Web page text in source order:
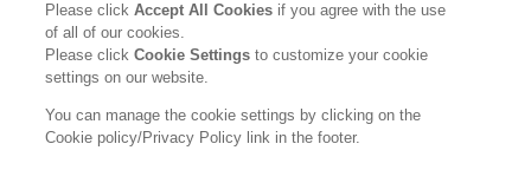
サステナビリティ イノベーション
ブランド
ニュースルーム 採用情報
Please clickAccept All Cookies if you agree with the use
of all of our cookies.
Please clickCookie Settingsto customize your cookie
settings on our website.
You can manage the cookie settings by clicking on the
Cookie policy/Privacy Policy link in the footer.